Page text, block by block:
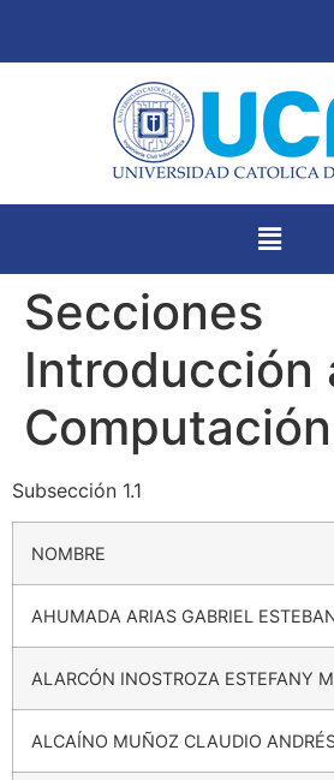
Secciones
Introducción
Computación
Subsección 1.1
NOMBRE
AHUMADA ARIAS GABRIEL
ALARCÓN INOSTROZA ESTEFANY
ALCAÍNO MUÑOZ CLAUDIO